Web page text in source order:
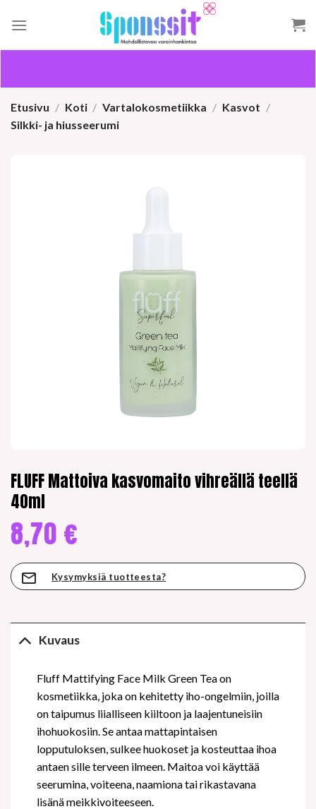
Etusivu / Koti / Vartalokosmetiikka / Kasvot /
Silkki- ja hiusseerumi
FLUFF Mattoiva kasvomaito vihreällä teellä
40ml
8,70 €
Kysymyksiä tuotteesta?
Kuvaus
Fluff Mattifying Face Milk Green Tea on
kosmetiikka, joka on kehitetty iho-ongelmiin, joilla
on taipumus liialliseen kiiltoon ja laajentuneisiin
ihohuokosiin. Se antaa mattapintaisen
lopputuloksen, sulkee huokoset ja kosteuttaa ihoa
antaen sille terveen ilmeen. Maitoa voi käyttää
seerumina, voiteena, naamiona tai rikastavana
lisänä meikkivoiteeseen.